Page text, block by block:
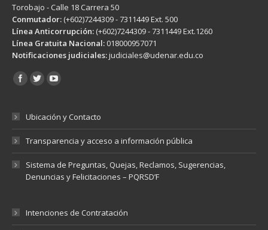
Torobajo - Calle 18 Carrera 50
Conmutador: (+602)7244309 - 7311449 Ext. 500
Línea Anticorrupción: (+602)7244309 - 7311449 Ext.1260
Línea Gratuita Nacional: 018000957071
Notificaciones judiciales:judiciales@udenar.edu.co
Encuéntranos en:
Ubicación y Contacto
Transparencia y acceso a información pública
Sistema de Preguntas, Quejas, Reclamos, Sugerencias,
Denuncias y Felicitaciones – PQRSD’F
Intenciones de Contratación